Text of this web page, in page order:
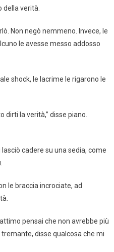
della verità.
Non negò nemmeno. Invece, le
le avesse messo addosso
shock, le lacrime le rigarono le
dirti la verità,” disse piano.
cadere su una sedia, come
le braccia incrociate, ad
pensai che non avrebbe più
disse qualcosa che mi